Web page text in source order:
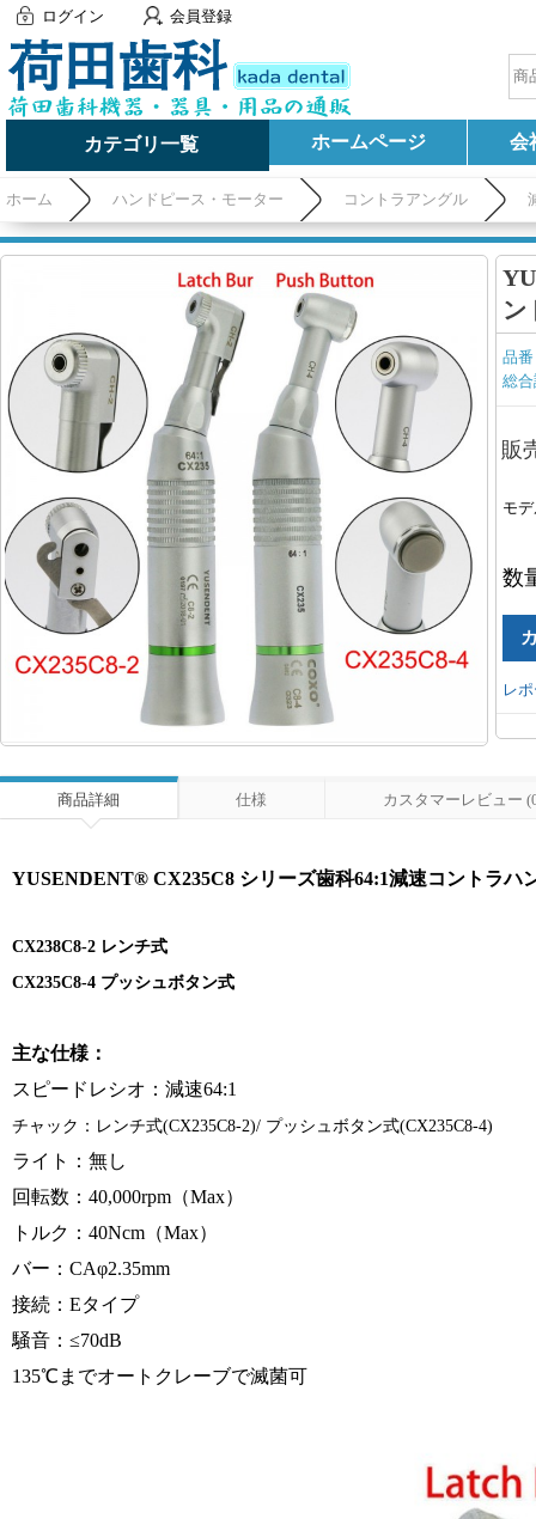
ログイン 会員登録
カテゴリ一覧 ホームページ 会
ホーム ハンドピース・モーター コントラアングル
ン
品
総
販
モ
数
レ
商品詳細 仕様 カスタマーレビュー
YUSENDENT® CX235C8 シリーズ歯科64:1減速コントラハ
CX238C8-2 レンチ式
CX235C8-4 プッシュボタン式
主な仕様：
スピードレシオ：減速64:1
チャック：レンチ式(CX235C8-2)/ プッシュボタン式(CX235C8-4)
ライト：無し
回転数：40,000rpm（Max）
トルク：40Ncm（Max）
バー：CAφ2.35mm
接続：Eタイプ
騒音：≤70dB
135℃までオートクレーブで滅菌可